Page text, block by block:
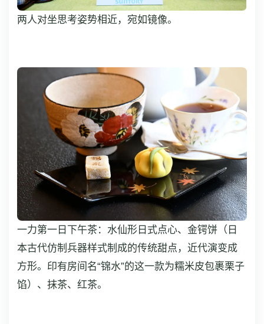
两人对坐思考姿势相近，宛如镜像。
一力第一日下午茶：水仙形日式点心、金锷饼（日
本古代仿制兵器样式制成的传统甜点，近代演变成
方形。印有房间名“锦水”的这一款为糯米皮包裹栗子
馅）、抹茶、红茶。